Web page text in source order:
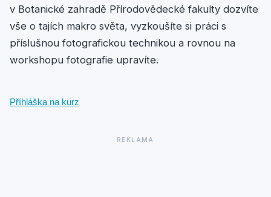
v Botanické zahradě Přírodovědecké fakulty dozvíte
vše o tajích makro světa, vyzkoušíte si práci s
příslušnou fotografickou technikou a rovnou na
workshopu fotografie upravíte.
Příhláška na kurz